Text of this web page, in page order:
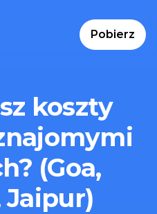
Pobierz
koszty
(Goa,
Jaipur)